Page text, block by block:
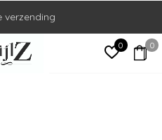
0 0
verzending